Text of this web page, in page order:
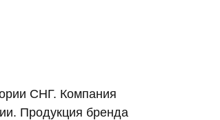
СНГ. Компания
Продукция бренда